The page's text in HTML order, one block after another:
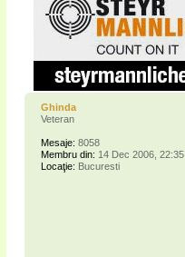
Ghinda
Veteran
Mesaje: 8058
Membru din: 14 Dec 2006, 22:35
Locaţie: Bucuresti